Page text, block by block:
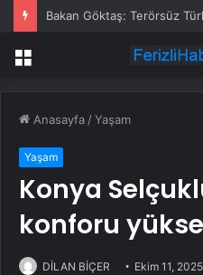
Bakan Göktaş: Terörsüz
Menü
Anasayfa /Yaşam
Yaşam
Konya
konforu
DİLAN BİÇER Ekim 11, 2025